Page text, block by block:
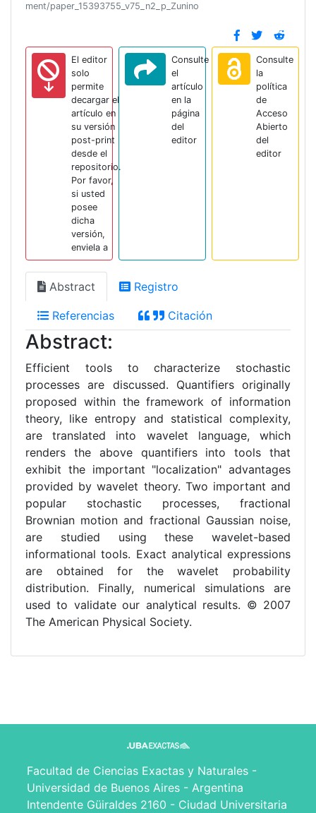
ment/paper_15393755_v75_n2_p_Zunino
El editor
solo
permite
decargar el
artículo en
su versión
post-print
desde el
repositorio.
Por favor,
si usted
posee
dicha
versión,
enviela a
Consulte
el
artículo
en la
página
del
editor
Consulte
la
política
de
Acceso
Abierto
del
editor
Abstract Registro
Referencias Citación
Abstract:
Efficient tools to characterize stochastic
processes are discussed. Quantifiers originally
proposed within the framework of information
theory, like entropy and statistical complexity,
are translated into wavelet language, which
renders the above quantifiers into tools that
exhibit the important "localization" advantages
provided by wavelet theory. Two important and
popular stochastic processes, fractional
Brownian motion and fractional Gaussian noise,
are studied using these wavelet-based
informational tools. Exact analytical expressions
are obtained for the wavelet probability
distribution. Finally, numerical simulations are
used to validate our analytical results. © 2007
The American Physical Society.
Facultad de Ciencias Exactas y Naturales -
Universidad de Buenos Aires - Argentina
Intendente Güiraldes 2160 - Ciudad Universitaria